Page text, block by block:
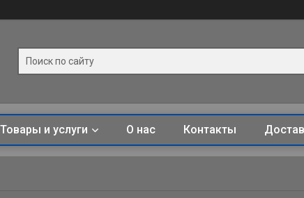
Товары и услуги О нас Контакты